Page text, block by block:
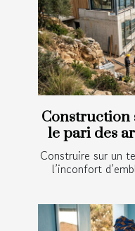
Construction
le pari des
Construire sur un
l’inconfort